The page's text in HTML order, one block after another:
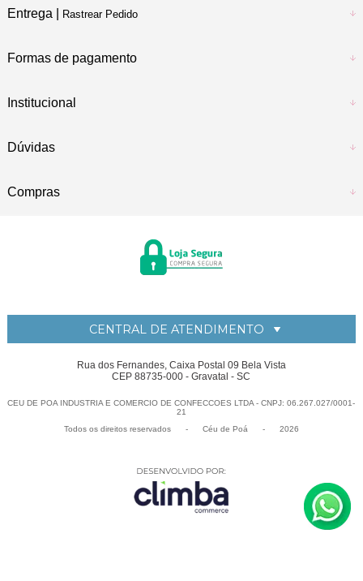
Entrega | Rastrear Pedido
Formas de pagamento
Institucional
Dúvidas
Compras
CENTRAL DE ATENDIMENTO
Rua dos Fernandes, Caixa Postal 09 Bela Vista
CEP 88735-000 - Gravatal - SC
CEU DE POA INDUSTRIA E COMERCIO DE CONFECCOES LTDA - CNPJ: 06.267.027/0001-
21
Todos os direitos reservados
- Céu de Po - 2026